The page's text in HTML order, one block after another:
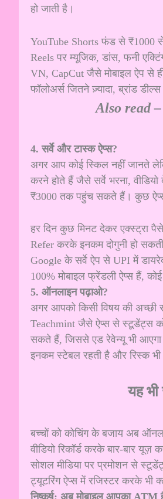
हो जाती है।
YouTube Shorts फंड से ₹1000
Reels पर म्यूजिक, डांस, फनी
VN, CapCut जैसे मोबाइल ऐप से ही
फॉलोअर्स जितने ज़्यादा, ब्रांड
Also read –
4. सर्वे और टास्क ऐप्स?
अगर आप कोई स्किल नहीं जानते
करने होते हैं जैसे सर्वे भरना,
₹3000 तक पहुंच सकते हैं। कुछ
हर दिन कुछ मिनट देकर एक्स्ट्रा
Refer करके इनकम दोगुनी हो
Google के सर्वे ऐप से UPI में
100% मोबाइल फ्रेंडली ऐप्स हैं,
5. ऑनलाइन पढ़ाओ?
अगर आपको किसी विषय की अच्छी
Teachmint जैसे ऐप्स से स्टूडेंट्स
सकते हैं, जिससे एड रेवेन्यू भी
इनकम स्टेबल रहती है और रिस्क भी
यह
बच्चों को कोचिंग के बजाय अब
वीडियो रिकॉर्ड करके बार-बार
सोशल मीडिया पर प्रमोशन से
ट्यूटरिंग ऐप्स में रजिस्टर करके भी